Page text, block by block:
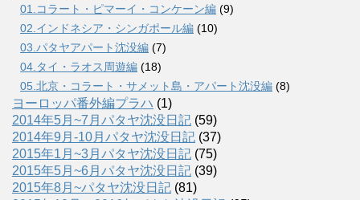
01.コラート・ピマーイ・コンケーン編 (9)
02.インドネシア・シンガポール編 (10)
03.パタヤアパート沈没編 (7)
04.タイ・ラオス周遊編 (18)
05.北京・コラート・サメット島・アパート沈没編 (8)
ヨーロッパ番外編プラハ (1)
2014年5月~7月パタヤ沈没日記 (59)
2014年9月-10月パタヤ沈没日記 (37)
2015年1月~3月パタヤ沈没日記 (75)
2015年5月~6月パタヤ沈没日記 (39)
2015年8月~パタヤ沈没日記 (81)